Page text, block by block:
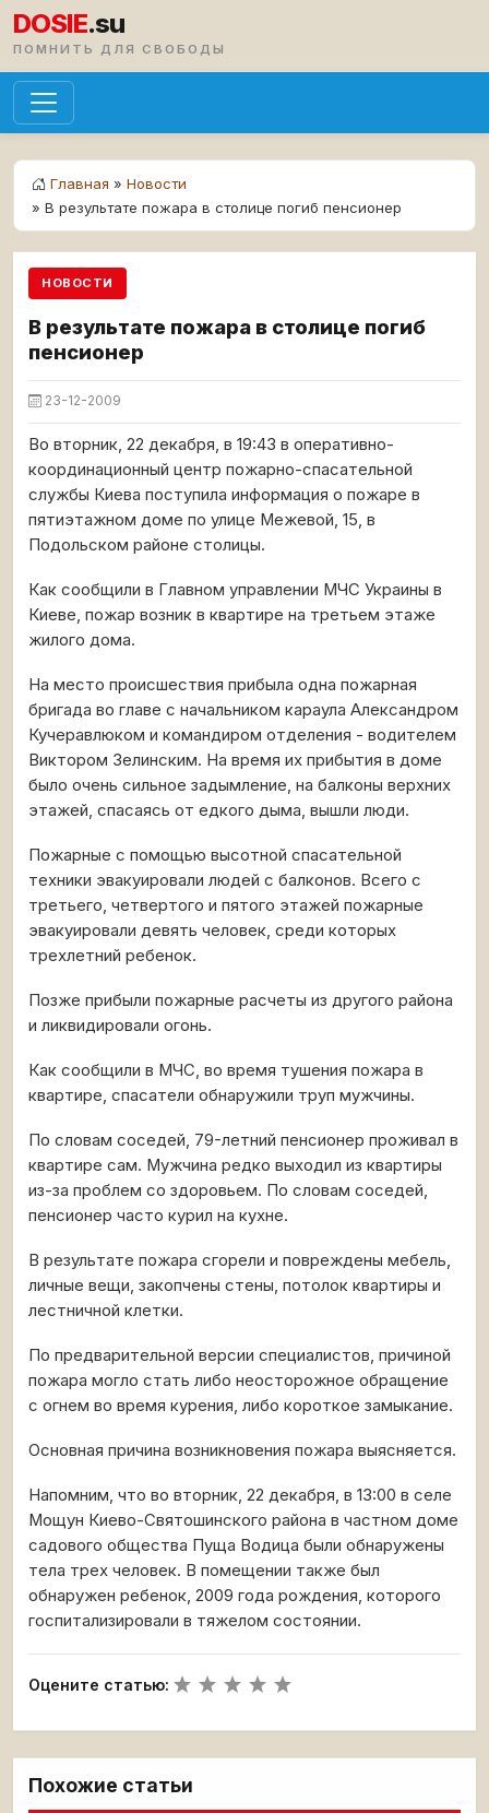
DOSIE.su
ПОМНИТЬ ДЛЯ СВОБОДЫ
Главная » Новости
» В результате пожара в столице погиб пенсионер
НОВОСТИ
В результате пожара в столице погиб
пенсионер
23-12-2009
Во вторник, 22 декабря, в 19:43 в оперативно-
координационный центр пожарно-спасательной
службы Киева поступила информация о пожаре в
пятиэтажном доме по улице Межевой, 15, в
Подольском районе столицы.
Как сообщили в Главном управлении МЧС Украины в
Киеве, пожар возник в квартире на третьем этаже
жилого дома.
На место происшествия прибыла одна пожарная
бригада во главе с начальником караула Александром
Кучеравлюком и командиром отделения - водителем
Виктором Зелинским. На время их прибытия в доме
было очень сильное задымление, на балконы верхних
этажей, спасаясь от едкого дыма, вышли люди.
Пожарные с помощью высотной спасательной
техники эвакуировали людей с балконов. Всего с
третьего, четвертого и пятого этажей пожарные
эвакуировали девять человек, среди которых
трехлетний ребенок.
Позже прибыли пожарные расчеты из другого района
и ликвидировали огонь.
Как сообщили в МЧС, во время тушения пожара в
квартире, спасатели обнаружили труп мужчины.
По словам соседей, 79-летний пенсионер проживал в
квартире сам. Мужчина редко выходил из квартиры
из-за проблем со здоровьем. По словам соседей,
пенсионер часто курил на кухне.
В результате пожара сгорели и повреждены мебель,
личные вещи, закопчены стены, потолок квартиры и
лестничной клетки.
По предварительной версии специалистов, причиной
пожара могло стать либо неосторожное обращение
с огнем во время курения, либо короткое замыкание.
Основная причина возникновения пожара выясняется.
Напомним, что во вторник, 22 декабря, в 13:00 в селе
Мощун Киево-Святошинского района в частном доме
садового общества Пуща Водица были обнаружены
тела трех человек. В помещении также был
обнаружен ребенок, 2009 года рождения, которого
госпитализировали в тяжелом состоянии.
Оцените статью:
Похожие статьи